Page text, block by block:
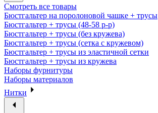
Смотреть все товары
Бюстгальтер на поролоновой чашке + трусы
Бюстгальтер + трусы (48-58 р-р)
Бюстгальтер + трусы (без кружева)
Бюстгальтер + трусы (сетка с кружевом)
Бюстгальтер + трусы из эластичной сетки
Бюстгальтер + трусы из кружева
Наборы фурнитуры
Наборы материалов
Нитки